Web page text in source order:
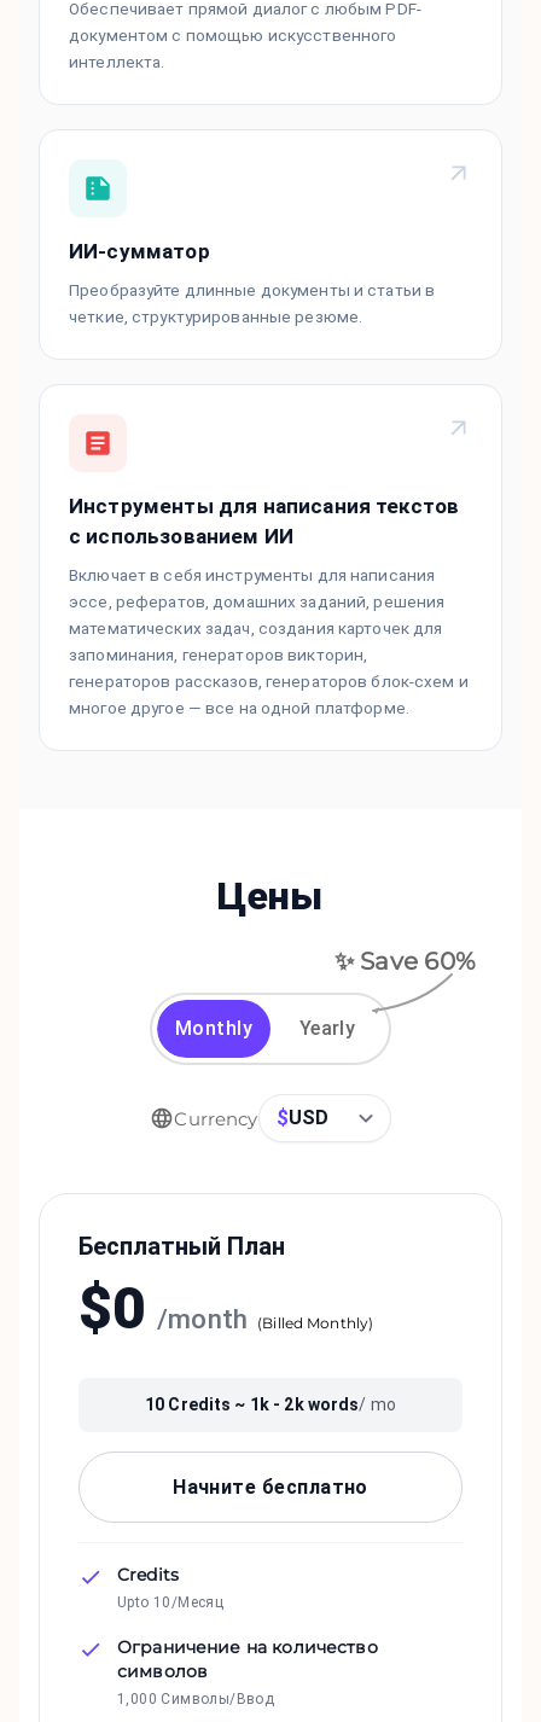
Обеспечивает прямой диалог с любым PDF-
документом с помощью искусственного
интеллекта.
ИИ-сумматор
Преобразуйте длинные документы и статьи в
четкие, структурированные резюме.
Инструменты для написания текстов
с использованием ИИ
Включает в себя инструменты для написания
эссе, рефератов, домашних заданий, решения
математических задач, создания карточек для
запоминания, генераторов викторин,
генераторов рассказов, генераторов блок-схем и
многое другое — все на одной платформе.
Цены
✨ Save 60%
Monthly Yearly
Currency $USD
Бесплатный План
$0 /month (Billed Monthly)
10 Credits ~ 1k - 2kwords/ mo
Начните бесплатно
Credits
Upto 10/Месяц
Ограничение на количество
символов
1,000 Символы/Ввод